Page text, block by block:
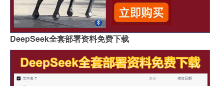
DeepSeek全套部署资料免费下载